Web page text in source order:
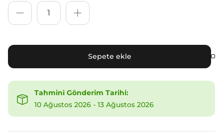
Sepete ekle
Tahmini Gönderim Tarihi:
10 Ağustos 2026 - 13 Ağustos 2026